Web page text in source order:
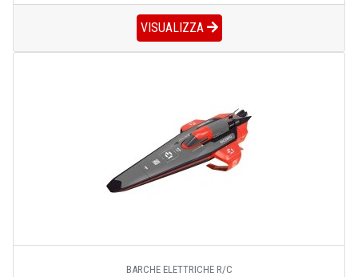
VISUALIZZA
BARCHE ELETTRICHE R/C